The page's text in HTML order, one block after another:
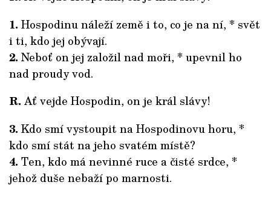
1. Hospodinu náleží země i to, co je na ní, * svět
i ti, kdo jej obývají.
2. Neboť on jej založil nad moři, * upevnil ho
nad proudy vod.
R. Ať vejde Hospodin, on je král slávy!
3. Kdo smí vystoupit na Hospodinovu horu, *
kdo smí stát na jeho svatém místě?
4. Ten, kdo má nevinné ruce a čisté srdce, *
jehož duše nebaží po marnosti.